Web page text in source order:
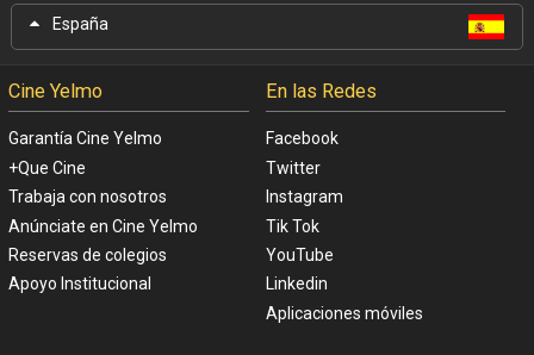
España
Cine Yelmo
Garantía Cine Yelmo
+Que Cine
Trabaja con nosotros
Anúnciate en Cine Yelmo
Reservas de colegios
Apoyo Institucional
En las Redes
Facebook
Twitter
Instagram
Tik Tok
YouTube
Linkedin
Aplicaciones móviles